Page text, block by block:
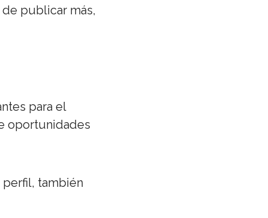
publicar más,
para el
oportunidades
también